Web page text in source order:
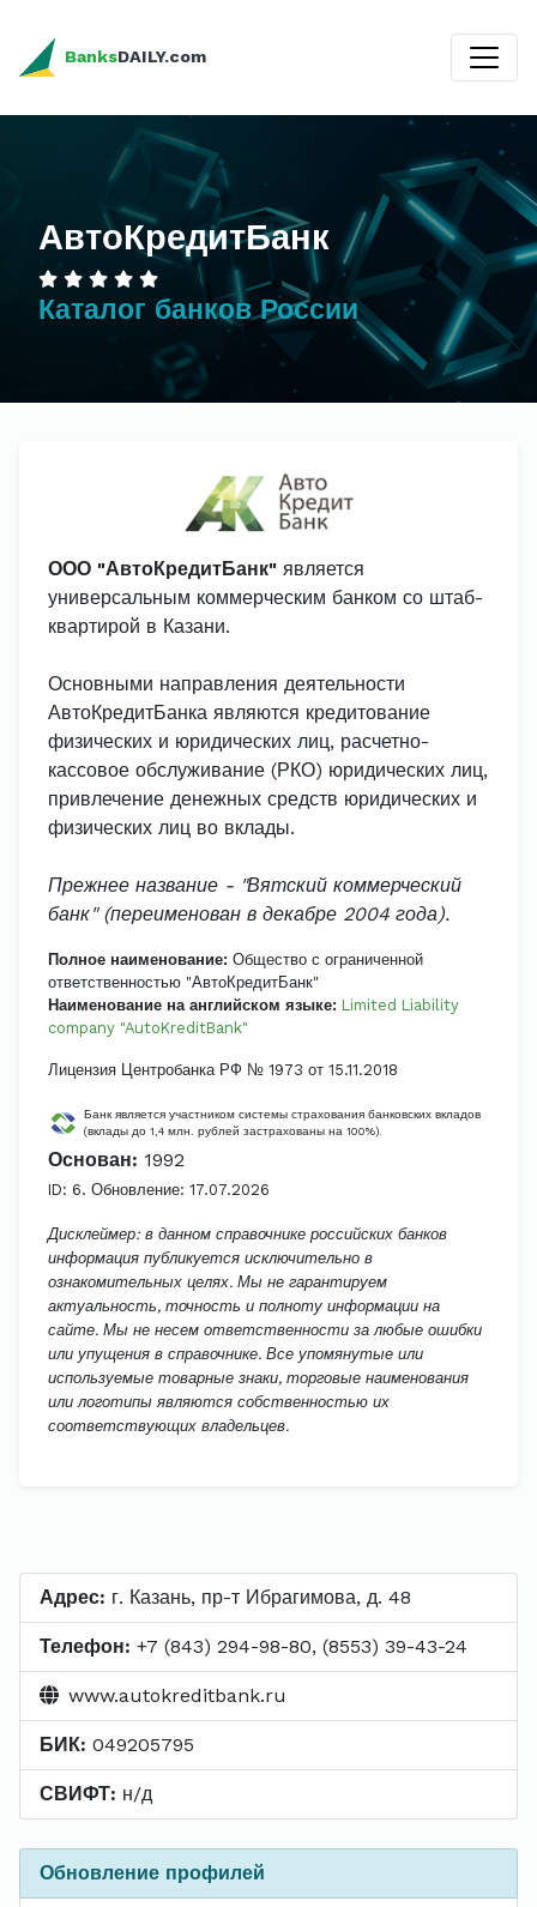
BanksDAILY.com
АвтоКредитБанк
Каталог банков России
ООО "АвтоКредитБанк" является
универсальным коммерческим банком со штаб-
квартирой в Казани.
Основными направления деятельности
АвтоКредитБанка являются кредитование
физических и юридических лиц, расчетно-
кассовое обслуживание (РКО) юридических лиц,
привлечение денежных средств юридических и
физических лиц во вклады.
Прежнее название - "Вятский коммерческий
банк" (переименован в декабре 2004 года).
Полное наименование: Общество с ограниченной
ответственностью "АвтоКредитБанк"
Наименование на английском языке: Limited Liability
company "AutoKreditBank"
Лицензия Центробанка РФ № 1973 от 15.11.2018
Банк является участником системы страхования банковских вкладов
(вклады до 1,4 млн. рублей застрахованы на 100%).
Основан: 1992
ID: 6. Обновление: 17.07.2026
Дисклеймер: в данном справочнике российских банков
информация публикуется исключительно в
ознакомительных целях. Мы не гарантируем
актуальность, точность и полноту информации на
сайте. Мы не несем ответственности за любые ошибки
или упущения в справочнике. Все упомянутые или
используемые товарные знаки, торговые наименования
или логотипы являются собственностью их
соответствующих владельцев.
Адрес: г. Казань, пр-т Ибрагимова, д. 48
Телефон: +7 (843) 294-98-80, (8553) 39-43-24
www.autokreditbank.ru
БИК: 049205795
СВИФТ: н/д
Обновление профилей